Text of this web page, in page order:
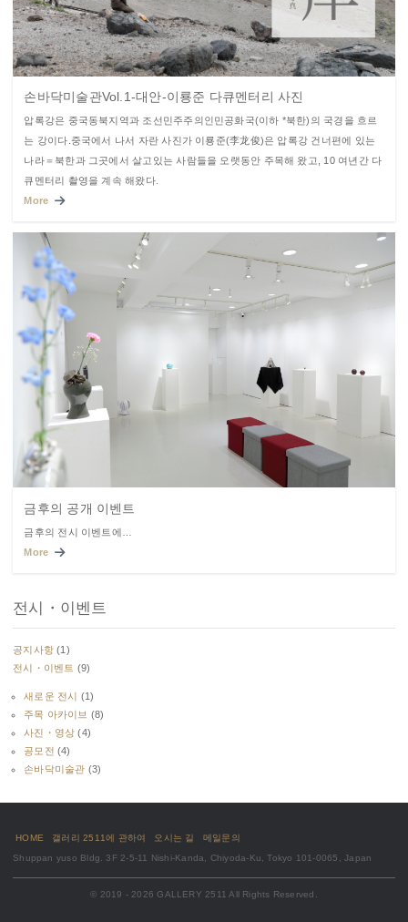
손바닥미술관Vol.1-대안-이룡준 다큐멘터리 사진
압록강은 중국동북지역과 조선민주주의인민공화국(이하 *북한)의 국경을 흐르
는 강이다.중국에서 나서 자란 사진가 이룡준(李龙俊)은 압록강 건너편에 있는
나라＝북한과 그곳에서 살고있는 사람들을 오랫동안 주목해 왔고, 10 여년간 다
큐멘터리 촬영을 계속 해왔다.
More
금후의 공개 이벤트
금후의 전시 이벤트에…
More
전시・이벤트
공지사항 (1)
전시・이벤트 (9)
새로운 전시
(1)
주목 아카이브 (8)
사진・영상 (4)
공모전 (4)
손바닥미술관 (3)
HOME 갤러리 2511에 관하여 오시는 길
메일문의
Shuppan yuso Bldg. 3F 2-5-11 Nishi-Kanda, Chiyoda-Ku, Tokyo 101-0065, Japan
© 2019 - 2026 GALLERY 2511 All Rights Reserved.